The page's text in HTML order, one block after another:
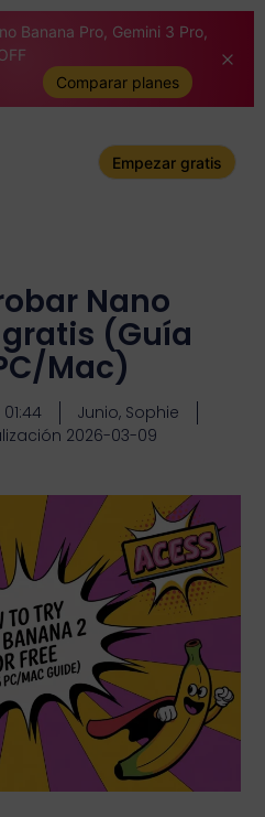
Banana Pro, Gemini 3 Pro,
Comparar planes
Empezar gratis
Nano
(Guía
Mac)
01:44
Junio, Sophie
2026-03-09